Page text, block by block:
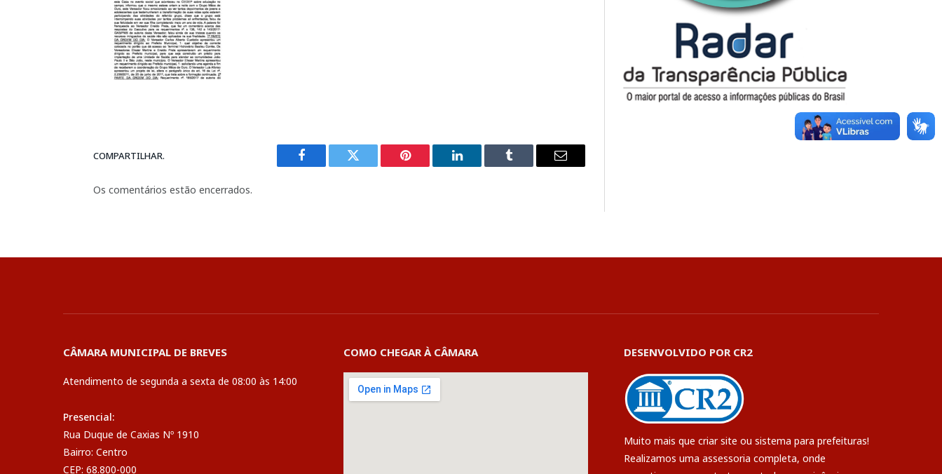
COMPARTILHAR.
Facebook Twitter Pinterest LinkedIn Tumblr
E-
Os comentários estão encerrados.
CÂMARA MUNICIPAL DE BREVES
Atendimento de segunda a sexta de 08:00 às 14:00
Presencial:
Rua Duque de Caxias Nº 1910
Bairro: Centro
CEP: 68.800-000
COMO CHEGAR À CÂMARA DESENVOLVIDO POR CR2
Muito mais que criar site ou sistema para prefeituras!
Realizamos uma assessoria completa, onde